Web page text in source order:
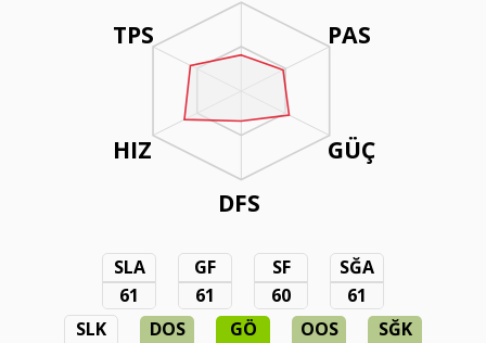
PAS
GÜÇ
DFS
TPS
HIZ
SLA
61
GF
61
SF
60
SĞA
61
SLK
DOS
GÖ
OOS
SĞK